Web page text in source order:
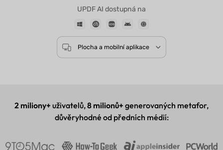
Více než 5000 recenzí
4.8
UPDF AI dostupná na
2 miliony+ uživatelů,8 milionů+ generovaných metafor,
důvěryhodné od předních médií: